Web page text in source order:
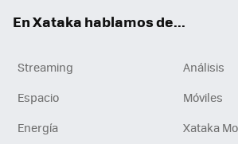
En Xataka hablamos de...
Streaming
Análisis
Espacio
Móviles
Energía
Xataka